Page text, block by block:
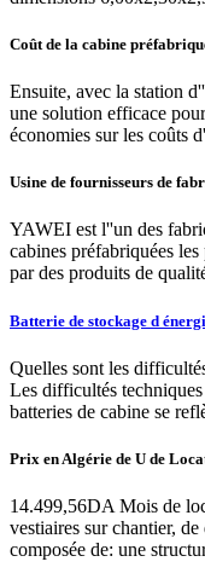
Coût de la cabine
Ensuite, avec la station
une solution efficace
économies sur les coûts
Usine de fournisseurs de
YAWEI est l''un des
cabines préfabriquées
par des produits de
Batterie de stockage d
Quelles sont les
Les difficultés
batteries de cabine se
Prix en Algérie de U de
14.499,56DA Mois de
vestiaires sur chantier,
composée de: une